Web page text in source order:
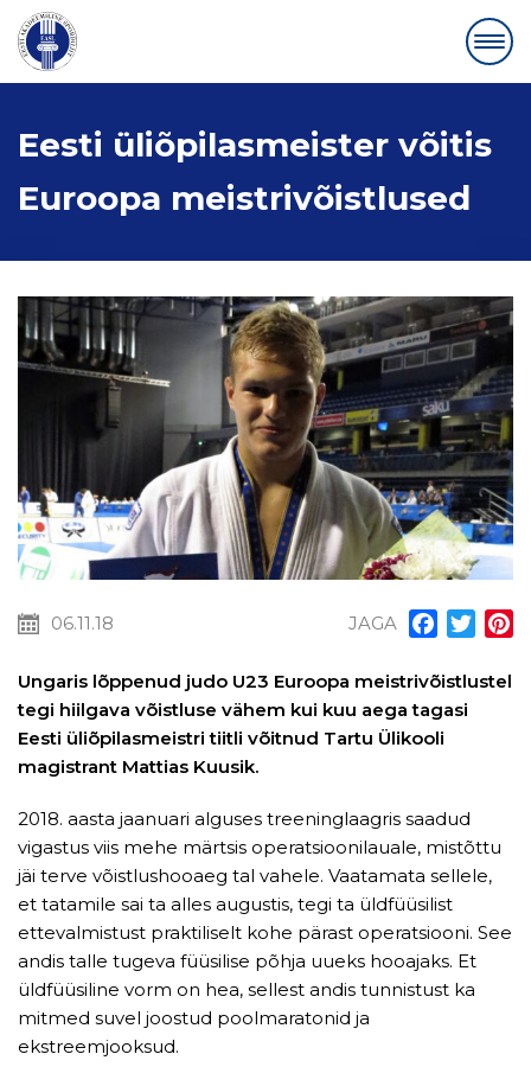
Eesti üliõpilasmeister võitis
Euroopa meistrivõistlused
06.11.18 JAGA Facebook
Ungaris lõppenud judo U23 Euroopa meistrivõistlustel
tegi hiilgava võistluse vähem kui kuu aega tagasi
Eesti üliõpilasmeistri tiitli võitnud Tartu Ülikooli
magistrant Mattias Kuusik.
2018. aasta jaanuari alguses treeninglaagris saadud
vigastus viis mehe märtsis operatsioonilauale, mistõttu
jäi terve võistlushooaeg tal vahele. Vaatamata sellele,
et tatamile sai ta alles augustis, tegi ta üldfüüsilist
ettevalmistust praktiliselt kohe pärast operatsiooni. See
andis talle tugeva füüsilise põhja uueks hooajaks. Et
üldfüüsiline vorm on hea, sellest andis tunnistust ka
mitmed suvel joostud poolmaratonid ja
ekstreemjooksud.